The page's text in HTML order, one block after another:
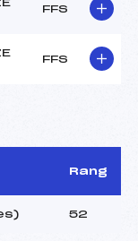
FFS
FFS
Rang
52